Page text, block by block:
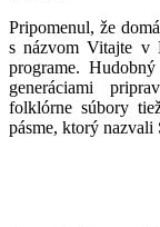
Pripomenul, že
s názvom Vitajte v
programe.
generáciami
folklórne súbory
pásme, ktorý